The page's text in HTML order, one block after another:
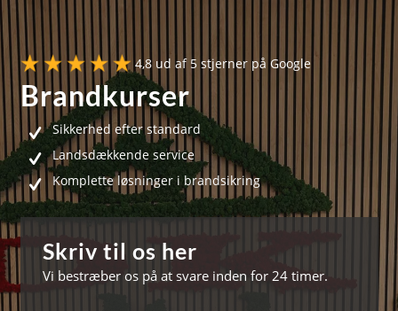
4,8 ud af 5 stjerner på Google
Brandkurser
Sikkerhed efter standard
Landsdækkende service
Komplette løsninger i brandsikring
Skriv til os her
Vi bestræber os på at svare inden for 24 timer.